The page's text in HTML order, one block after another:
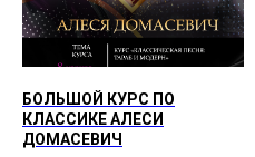
БОЛЬШОЙ КУРС ПО
КЛАССИКЕ АЛЕСИ
ДОМАСЕВИЧ